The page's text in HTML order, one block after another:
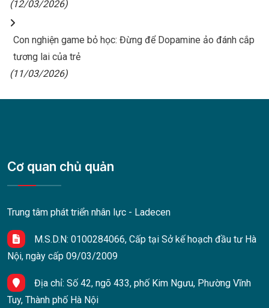
(12/03/2026)
Con nghiện game bỏ học: Đừng để Dopamine ảo đánh cắp
tương lai của trẻ
(11/03/2026)
Cơ quan chủ quản
Trung tâm phát triển nhân lực - Ladecen
M.S.D.N: 0100284066, Cấp tại Sở kế hoạch đầu tư Hà
Nội, ngày cấp 09/03/2009
Địa chỉ: Số 42, ngõ 433, phố Kim Ngưu, Phường Vĩnh
Tuy, Thành phố Hà Nội